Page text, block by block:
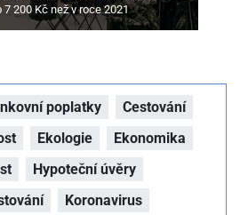
7 200 Kč než v roce 2021
poplatky
Cestování
Ekologie
Ekonomika
Hypoteční úvěry
Koronavirus